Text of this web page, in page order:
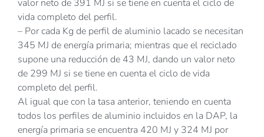
valor neto de 391 MJ si se tiene en cuenta el ciclo de
vida completo del perfil.
– Por cada Kg de perfil de aluminio lacado se necesitan
345 MJ de energía primaria; mientras que el reciclado
supone una reducción de 43 MJ, dando un valor neto
de 299 MJ si se tiene en cuenta el ciclo de vida
completo del perfil.
Al igual que con la tasa anterior, teniendo en cuenta
todos los perfiles de aluminio incluidos en la DAP, la
energía primaria se encuentra 420 MJ y 324 MJ por